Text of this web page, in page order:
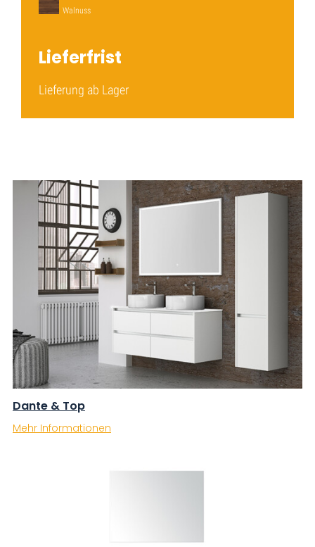
Walnuss
Lieferfrist
Lieferung ab Lager
Dante & Top
Mehr Informationen